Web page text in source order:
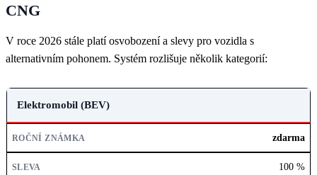
CNG
V roce 2026 stále platí osvobození a slevy pro vozidla s
alternativním pohonem. Systém rozlišuje několik kategorií:
TYP POHONU
ROČNÍ ZNÁMKA
SLEVA
Elektromobil (BEV)
zdarma
100 %